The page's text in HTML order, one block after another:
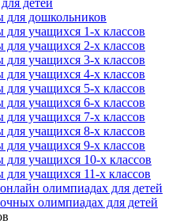
детей
дошкольников
учащихся 1-х классов
учащихся 2-х классов
учащихся 3-х классов
учащихся 4-х классов
учащихся 5-х классов
учащихся 6-х классов
учащихся 7-х классов
учащихся 8-х классов
учащихся 9-х классов
учащихся 10-х классов
учащихся 11-х классов
олимпиадах для детей
олимпиадах для детей